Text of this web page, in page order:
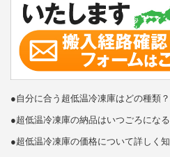
●自分に合う超低温冷凍庫はどの種類？
●超低温冷凍庫の納品はいつごろになる
●超低温冷凍庫の価格について詳しく